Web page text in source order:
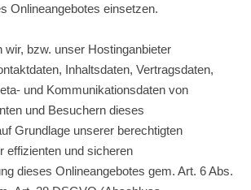
Onlineangebotes einsetzen.
wir, bzw. unser Hostinganbieter
Inhaltsdaten, Vertragsdaten,
und Kommunikationsdaten von
und Besuchern dieses
Grundlage unserer berechtigten
effizienten und sicheren
dieses Onlineangebotes gem. Art. 6 Abs.